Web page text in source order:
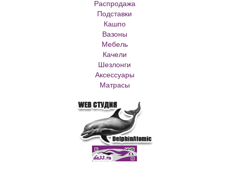
Кашпо из ротанга
Матрасы Аскона
Кашпо металлическое
Кашпо для елки
Кашпо с самоливом
Кашпо с автополивом
Распродажа
Подставки
Кашпо
Вазоны
Мебель
Качели
Шезлонги
Аксессуары
Матрасы